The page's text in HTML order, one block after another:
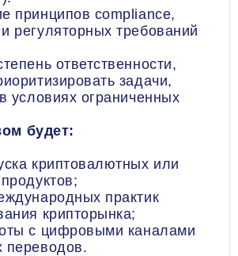
принципов compliance,
регуляторных требований
ответственности,
задачи,
условиях ограниченных
будет:
криптовалютных или
практик
крипторынка;
с цифровыми каналами
переводов.